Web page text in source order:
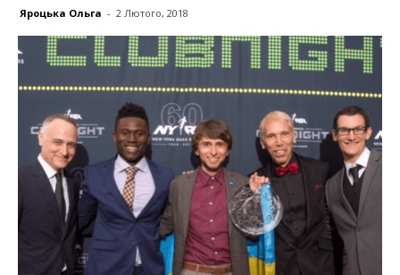
Яроцька Ольга - 2 Лютого, 2018